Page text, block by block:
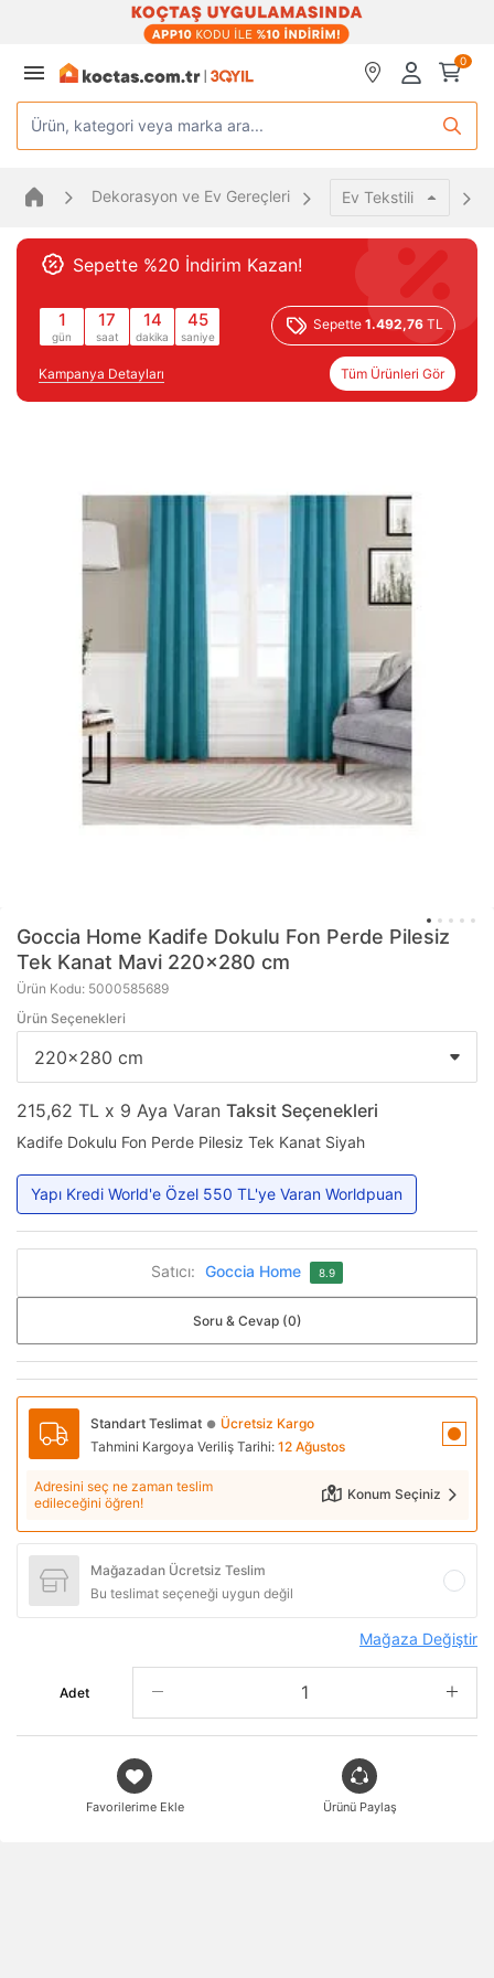
0
Ürün, kategori veya marka ara...
Dekorasyon ve Ev Gereçleri Ev Tekstili
Sepette %20 İndirim Kazan!
1
gün
17
saat
14
dakika
45
saniye
Sepette 1.492,76 TL
Kampanya Detayları Tüm Ürünleri Gör
Goccia Home Kadife Dokulu Fon Perde Pilesiz
Tek Kanat Mavi 220x280 cm
Ürün Kodu: 5000585689
Ürün Seçenekleri
215,62 TL x 9 Aya Varan Taksit Seçenekleri
Kadife Dokulu Fon Perde Pilesiz Tek Kanat Siyah
Yapı Kredi World'e Özel 550 TL'ye Varan Worldpuan
Satıcı: Goccia Home 8.9
Soru & Cevap (0)
Standart Teslimat ● Ücretsiz Kargo
Tahmini Kargoya Veriliş Tarihi: 12 Ağustos
Adresini seç ne zaman teslim
edileceğini öğren!
Konum Seçiniz
Mağazadan Ücretsiz Teslim
Bu teslimat seçeneği uygun değil
Mağaza Değiştir
Adet
Favorilerime Ekle Ürünü Paylaş